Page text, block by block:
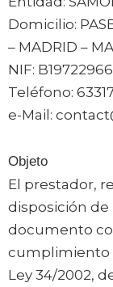
Domicilio:
– MADRID –
NIF: B19722966
Teléfono:
e-Mail:
Objeto
El prestador,
disposición de
documento
cumplimiento
Ley 34/2002,